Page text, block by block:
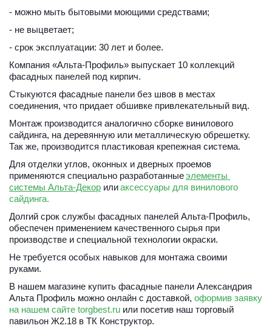
- можно мыть бытовыми моющими средствами;
- не выцветает;
- срок эксплуатации: 30 лет и более.
Компания «Альта-Профиль» выпускает 10 коллекций
фасадных панелей под кирпич.
Стыкуются фасадные панели без швов в местах
соединения, что придает обшивке привлекательный вид.
Монтаж производится аналогично сборке винилового
сайдинга, на деревянную или металлическую обрешетку.
Так же, производится пластиковая крепежная система.
Для отделки углов, оконных и дверных проемов
применяются специально разработанныеэлементы
системы Альта-Декор или аксессуары для винилового
сайдинга.
Долгий срок службы фасадных панелей Альта-Профиль,
обеспечен применением качественного сырья при
производстве и специальной технологии окраски.
Не требуется особых навыков для монтажа своими
руками.
В нашем магазине купить фасадные панели
Альта Профиль можно онлайн с доставкой, оформив заявку
на нашем сайте torgbest.ru или посетив наш торговый
павильон Ж2.18 в ТК Конструктор.